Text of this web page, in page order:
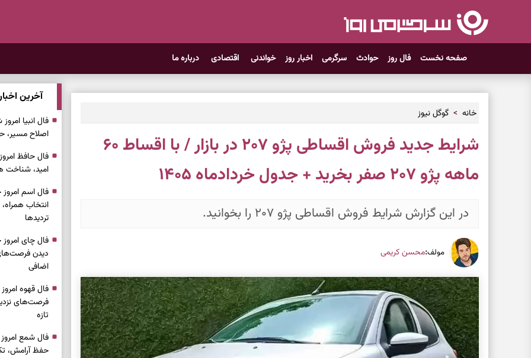
صفحه نخست فال روز حوادث سرگرمی اخبار روز خواندنی اقتصادی درباره ما
خانه گوگل نیوز
شرایط جدید فروش اقساطی پژو ۲۰۷ در بازار / با اقساط ۶۰
ماهه پژو ۲۰۷ صفر بخرید + جدول خردادماه ۱۴۰۵
در این گزارش شرایط فروش اقساطی پژو ۲۰۷ را بخوانید.
مولف:محسن کریمی
آخرین
اصلاح مسیر،
امید، شناخت
انتخاب
تردیدها
دیدن
اضافی
فرصت‌های
تازه
حفظ آرامش،